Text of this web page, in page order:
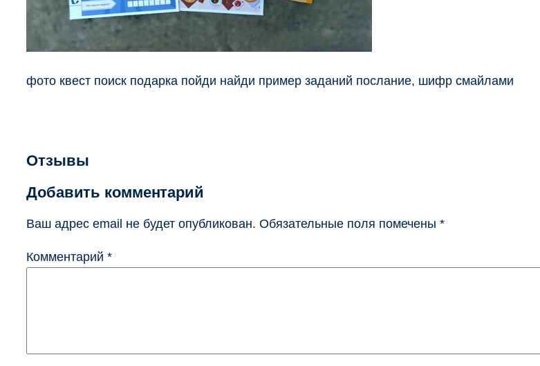
фото квест поиск подарка пойди найди пример заданий послание, шифр смайлами
Отзывы
Добавить комментарий
Ваш адрес email не будет опубликован. Обязательные поля помечены *
Комментарий *